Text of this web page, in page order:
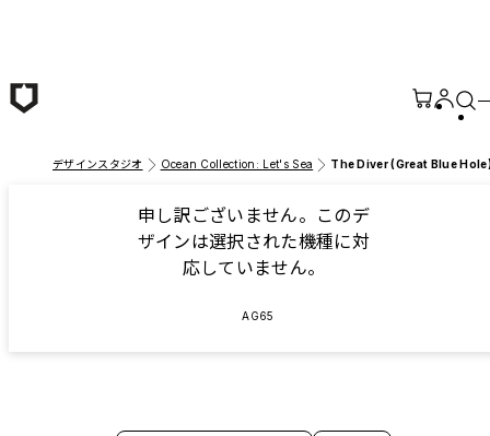
デザインスタジオ Ocean Collection: Let's Sea The Diver (Great Blue
申し訳ございません。このデ
ザインは選択された機種に対
応していません。
AG65